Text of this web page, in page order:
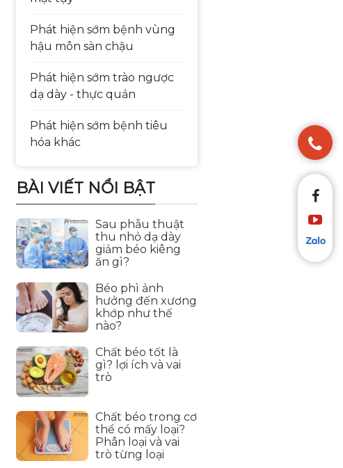
Phát hiện sớm bệnh vùng
hậu môn sàn chậu
Phát hiện sớm trào ngược
dạ dày - thực quản
Phát hiện sớm bệnh tiêu
hóa khác
BÀI VIẾT NỔI BẬT
Sau phẫu thuật
thu nhỏ dạ dày
giảm béo kiêng
ăn gì?
Béo phì ảnh
hưởng đến xương
khớp như thế
nào?
Chất béo tốt là
gì? lợi ích và vai
trò
Chất béo trong cơ
thể có mấy loại?
Phân loại và vai
trò từng loại